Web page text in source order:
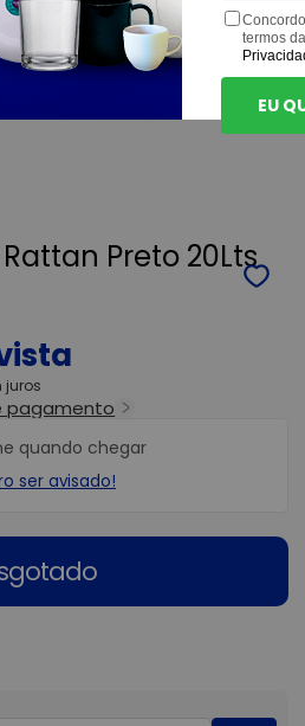
Preto 20Lts
juros
pagamento
quando chegar
ser avisado!
termos
EU